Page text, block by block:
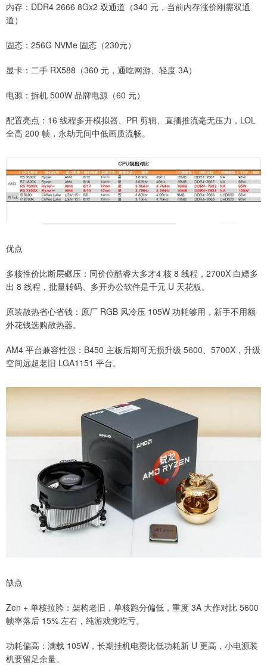
内存：DDR4 2666 8Gx2 双通道（340 元，当前内存涨价刚需双通
道）
固态：256G NVMe 固态（230元）
显卡：二手 RX588（360 元，通吃网游、轻度 3A）
电源：拆机 500W 品牌电源（60 元）
配置亮点：16 线程多开模拟器、PR 剪辑、直播推流毫无压力，LOL
全高 200 帧，永劫无间中低画质流畅。
优点
多核性价比断层碾压：同价位酷睿大多才4 核 8 线程，2700X 白嫖多
出 8 线程，批量转码、多开办公软件是千元 U 天花板。
原装散热省心省钱：原厂 RGB 风冷压 105W 功耗够用，新手不用额
外花钱选购散热器。
AM4 平台兼容性强：B450 主板后期可无损升级 5600、5700X，升级
空间远超老旧 LGA1151 平台。
缺点
Zen + 单核拉胯：架构老旧，单核跑分偏低，重度 3A 大作对比 5600
帧率落后 15% 左右，纯游戏党吃亏。
功耗偏高：满载 105W，长期挂机电费比低功耗新 U 更高，小电源装
机要留足余量。